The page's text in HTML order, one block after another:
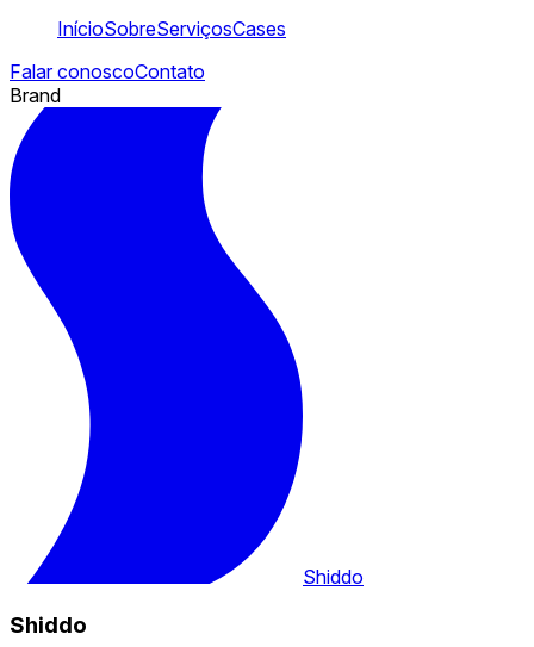
InícioSobreServiçosCases
Falar conoscoContato
Brand
Shiddo
Shiddo